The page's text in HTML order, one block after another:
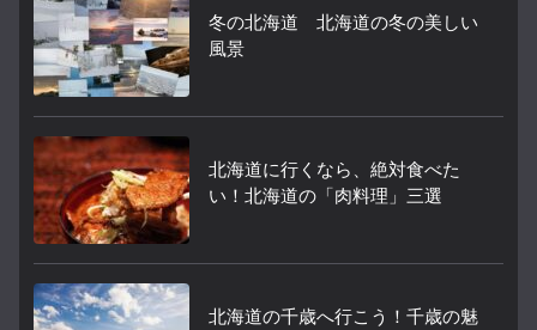
冬の北海道 北海道の冬の美しい
風景
北海道に行くなら、絶対食べた
い！北海道の「肉料理」三選
北海道の千歳へ行こう！千歳の魅